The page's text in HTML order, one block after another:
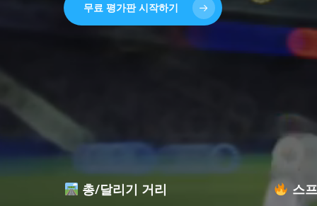
무료 평가판 시작하기
총/달리기 거리 스